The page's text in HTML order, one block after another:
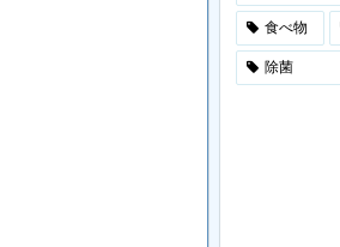
食べ物
除菌